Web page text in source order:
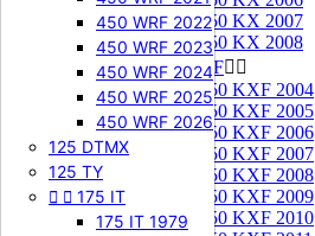
450 WRF 2022
450 WRF 2023
450 WRF 2024
450 WRF 2025
450 WRF 2026
125 DTMX
125 TY
  175 IT
175 IT 1979
250 KX 2007
250 KX 2008
250 KXF 
250 KXF 2004
250 KXF 2005
250 KXF 2006
250 KXF 2007
250 KXF 2008
250 KXF 2009
250 KXF 2010